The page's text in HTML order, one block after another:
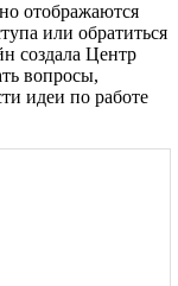
отображаются
или обратиться
создала Центр
вопросы,
идеи по работе